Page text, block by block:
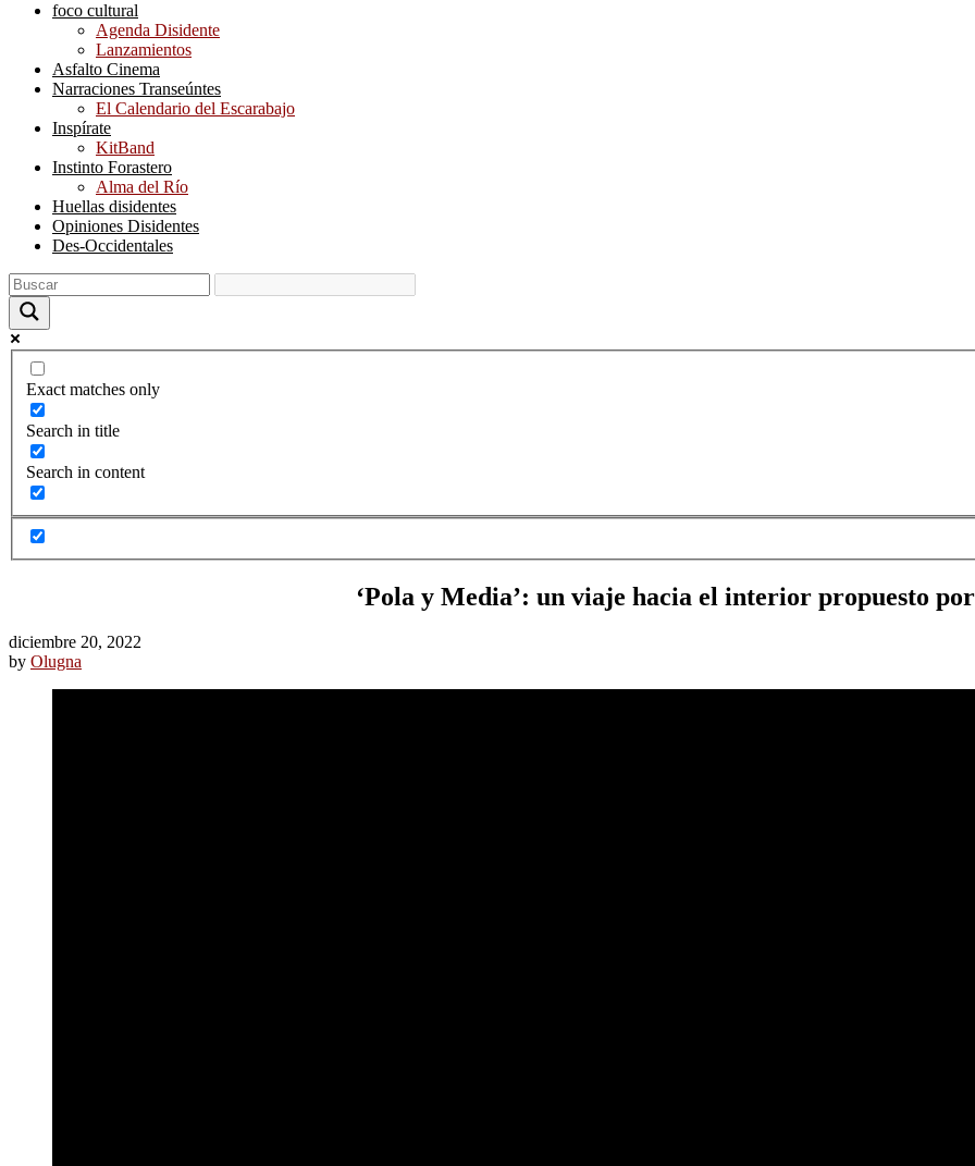
foco cultural
Agenda Disidente
Lanzamientos
Asfalto Cinema
Narraciones Transeúntes
El Calendario del Escarabajo
Inspírate
KitBand
Instinto Forastero
Alma del Río
Huellas disidentes
Opiniones Disidentes
Des-Occidentales
Exact matches only
Search in title
Search in content
‘Pola y Media’: un viaje hacia el interior propuesto
diciembre 20, 2022
by Olugna